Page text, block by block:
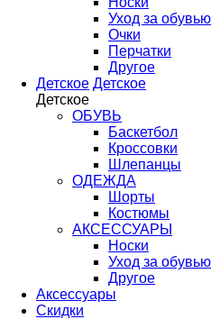
Уход за обувью
Очки
Перчатки
Другое
Детское Детское
Детское
ОБУВЬ
Баскетбол
Кроссовки
Шлепанцы
ОДЕЖДА
Шорты
Костюмы
АКСЕССУАРЫ
Носки
Уход за обувью
Другое
Аксессуары
Скидки